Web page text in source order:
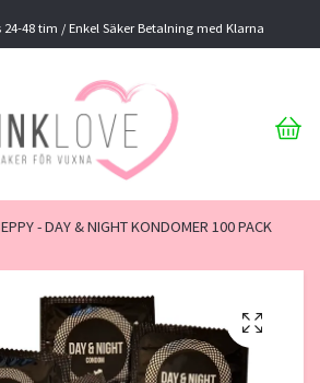
48 tim / Enkel Säker Betalning med Klarna
- DAY & NIGHT KONDOMER 100 PACK